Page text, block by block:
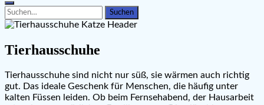
Search
for:
Search
Tierhausschuhe
Tierhausschuhe sind nicht nur süß, sie wärmen auch richtig
gut. Das ideale Geschenk für Menschen, die häufig unter
kalten Füssen leiden. Ob beim Fernsehabend, der Hausarbeit